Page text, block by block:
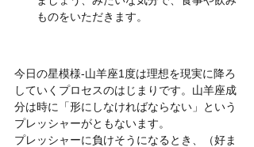
ものをいただきます。
今日の星模様-山羊座1度は理想を現実に降ろ
していくプロセスのはじまりです。山羊座成
分は時に「形にしなければならない」という
プレッシャーがともないます。
プレッシャーに負けそうになるとき、（好ま